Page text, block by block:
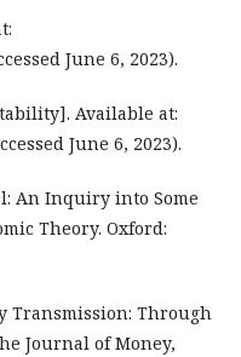
June 6, 2023).
Available at:
June 6, 2023).
An Inquiry into Some
Theory. Oxford:
Transmission: Through
Journal of Money,